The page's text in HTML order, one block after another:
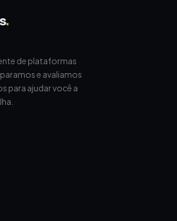
.
de plataformas
e avaliamos
para ajudar você a